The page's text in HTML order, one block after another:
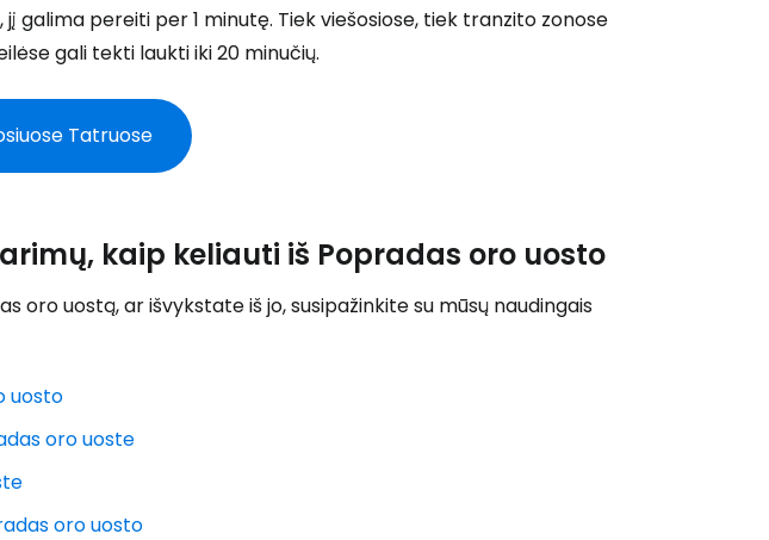
galima pereiti per 1 minutę. Tiek viešosiose, tiek tranzito zonose
gali tekti laukti iki 20 minučių.
Tatruose
kaip keliauti iš Popradas oro uosto
oro uostą, ar išvykstate iš jo, susipažinkite su mūsų naudingais
uosto
oro uoste
oro uosto
kelionių bendruomenė
Tęsti el. paštu